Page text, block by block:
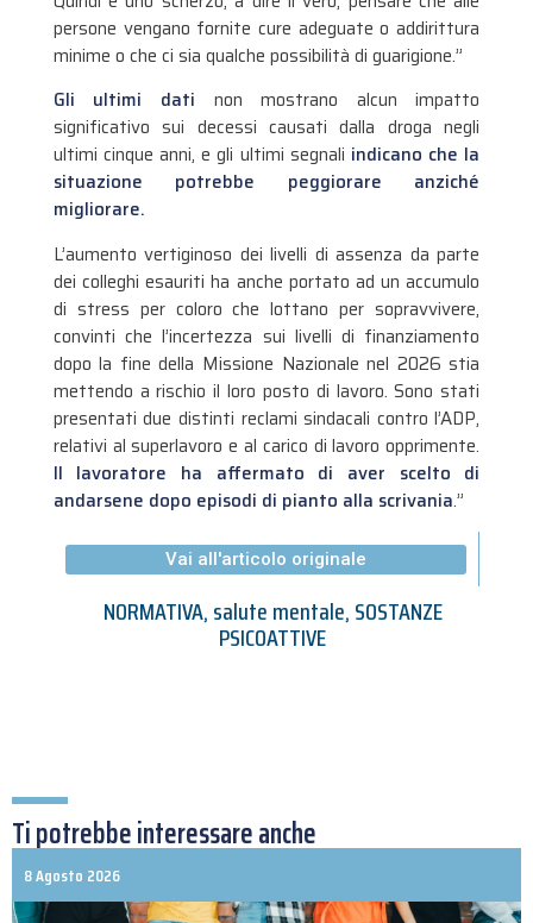
persone vengano fornite cure adeguate o addirittura
minime o che ci sia qualche possibilità di guarigione.”
Gli ultimi dati non mostrano alcun impatto
significativo sui decessi causati dalla droga negli
ultimi cinque anni, e gli ultimi segnali indicano che la
situazione potrebbe peggiorare anziché
migliorare.
L’aumento vertiginoso dei livelli di assenza da parte
dei colleghi esauriti ha anche portato ad un accumulo
di stress per coloro che lottano per sopravvivere,
convinti che l’incertezza sui livelli di finanziamento
dopo la fine della Missione Nazionale nel 2026 stia
mettendo a rischio il loro posto di lavoro. Sono stati
presentati due distinti reclami sindacali contro l’ADP,
relativi al superlavoro e al carico di lavoro opprimente.
Il lavoratore ha affermato di aver scelto di
andarsene dopo episodi di pianto alla scrivania.”
Vai all'articolo originale
NORMATIVA,salute mentale,SOSTANZE
PSICOATTIVE
Ti potrebbe interessare anche
8 Agosto 2026